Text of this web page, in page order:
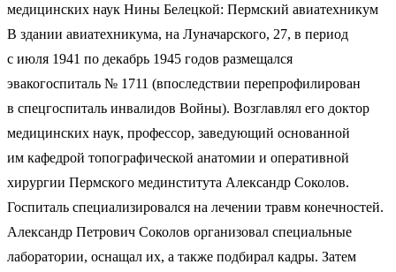
медицинских наук Нины Белецкой: Пермский авиатехникум
В здании авиатехникума, на Луначарского, 27, в период
с июля 1941 по декабрь 1945 годов размещался
эвакогоспиталь № 1711 (впоследствии перепрофилирован
в спецгоспиталь инвалидов Войны). Возглавлял его доктор
медицинских наук, профессор, заведующий основанной
им кафедрой топографической анатомии и оперативной
хирургии Пермского мединститута Александр Соколов.
Госпиталь специализировался на лечении травм конечностей.
Александр Петрович Соколов организовал специальные
лаборатории, оснащал их, а также подбирал кадры. Затем